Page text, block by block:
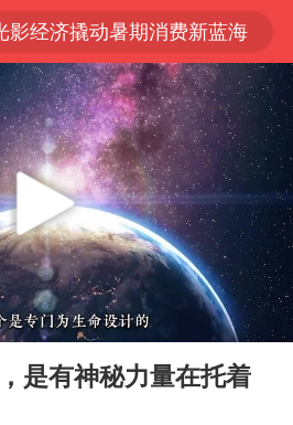
影经济撬动暑期消费新蓝海
马克·艾伦退出斯诺克中国公开赛
新疆优化调整景区内自驾服务费
梁家辉：到内地拍戏不是北上是回归
台部分直营店飞天茅台提价
侣平潭拍日出坠崖1死1伤
白海豚将正面袭击贯穿浙江
店回应车内过夜被收150元
金牛市回来了吗
07:28
是有神秘力量在托着